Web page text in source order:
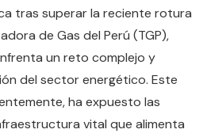
tras superar la reciente rotura
de Gas del Perú (TGP),
un reto complejo y
del sector energético. Este
ha expuesto las
vital que alimenta